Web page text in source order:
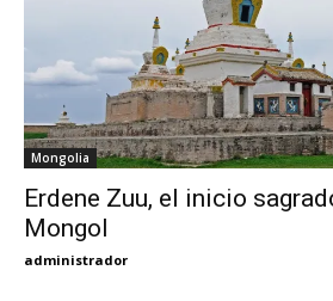
Mongolia
Erdene Zuu, el inicio
Mongol
administrador